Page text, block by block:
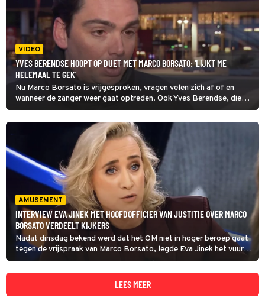
VIDEO
YVES BERENDSE HOOPT OP DUET MET MARCO BORSATO: 'LIJKT ME
HELEMAAL TE GEK'
Nu Marco Borsato is vrijgesproken, vragen velen zich af of en
wanneer de zanger weer gaat optreden. Ook Yves Berendse, die
niet bang is om in Shownieuws zijn hoop op een duet met Marco uit
te spreken.
AMUSEMENT
INTERVIEW EVA JINEK MET HOOFDOFFICIER VAN JUSTITIE OVER MARCO
BORSATO VERDEELT KIJKERS
Nadat dinsdag bekend werd dat het OM niet in hoger beroep gaat
tegen de vrijspraak van Marco Borsato, legde Eva Jinek het vuur
aan de schenen van Heleen Rutgers, de hoofdofficier van justitie in
Midden-Nederland. Het interview in Eva zorgt voor verdeeldheid
LEES MEER